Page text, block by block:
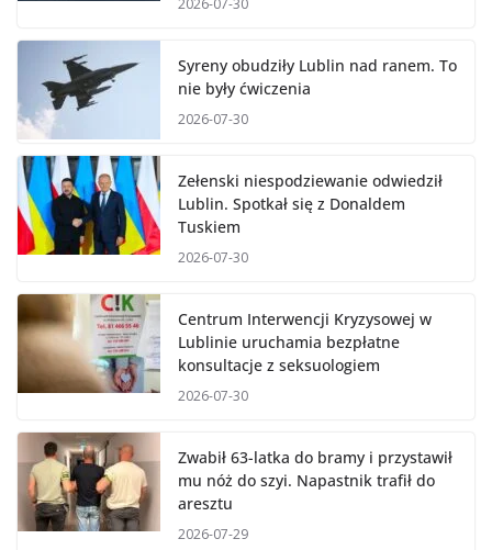
2026-07-30
Syreny obudziły Lublin nad ranem. To
nie były ćwiczenia
2026-07-30
Zełenski niespodziewanie odwiedził
Lublin. Spotkał się z Donaldem
Tuskiem
2026-07-30
Centrum Interwencji Kryzysowej w
Lublinie uruchamia bezpłatne
konsultacje z seksuologiem
2026-07-30
Zwabił 63-latka do bramy i przystawił
mu nóż do szyi. Napastnik trafił do
aresztu
2026-07-29